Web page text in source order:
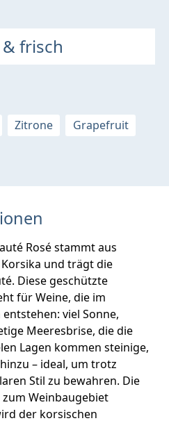
frisch
Zitrone Grapefruit
Rosé stammt aus
und trägt die
Diese geschützte
für Weine, die im
viel Sonne,
Meeresbrise, die die
Lagen kommen steinige,
– ideal, um trotz
Stil zu bewahren. Die
Weinbaugebiet
der korsischen